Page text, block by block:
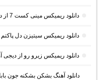
دانلود ریمیکس مینی کست 7 از دیجی مهراس
دانلود ریمیکس سیتیزن دل
دانلود ریمیکس زیرو رو از دیجی
دانلود آهنگ بشکن بشکنه جون